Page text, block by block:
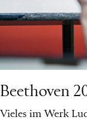
Beethoven
Vieles im Werk